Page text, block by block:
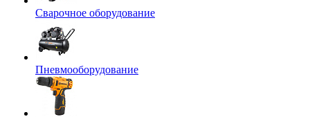
Сварочное оборудование
Пневмооборудование